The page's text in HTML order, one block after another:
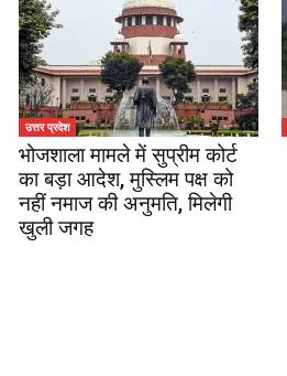
उत्तर प्रदेश
भोजशाला मामले में सुप्रीम कोर्ट
का बड़ा आदेश, मुस्लिम पक्ष को
नहीं नमाज की अनुमति, मिलेगी
खुली जगह